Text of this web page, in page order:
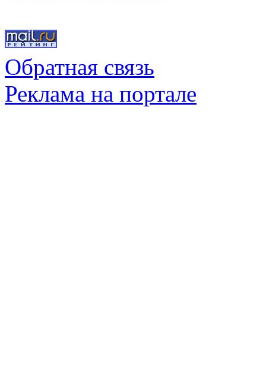
Обратная связь
Реклама на портале